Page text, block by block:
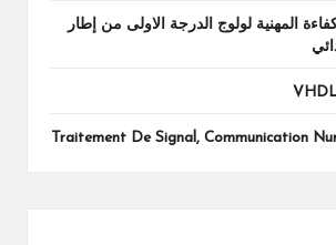
المهنية لولوج الدرجة الاولى من إطار
Traitement De Signal, Communication